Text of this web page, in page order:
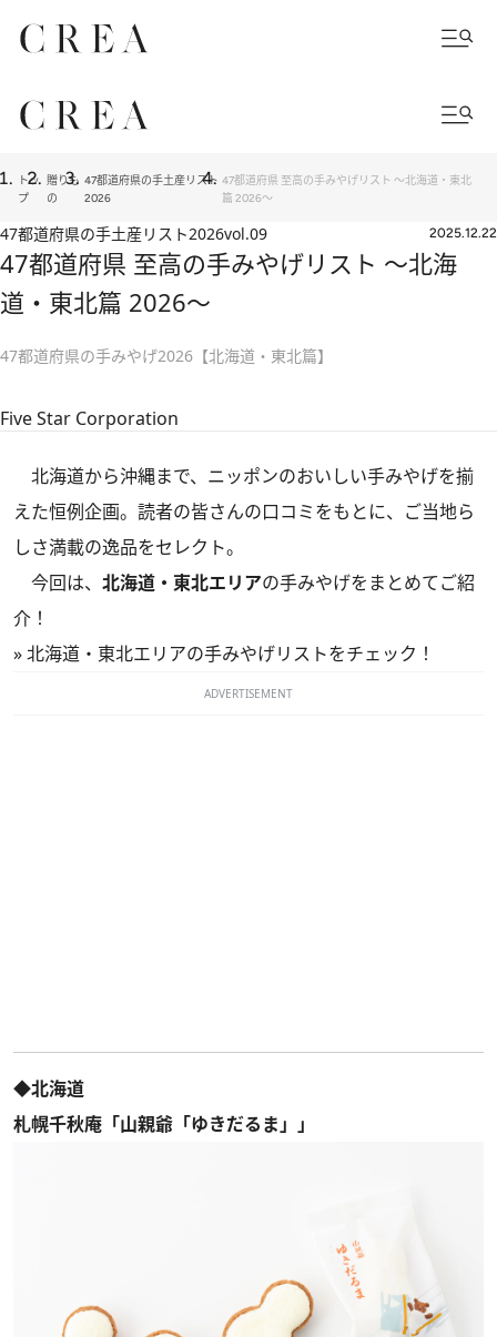
トッ
プ
贈りも
の
47都道府県の手土産リスト
2026
47都道府県 至高の手みやげリスト ～北海道・東北
篇 2026～
47都道府県の手土産リスト2026vol.09 2025.12.22
47都道府県 至高の手みやげリスト ～北海
道・東北篇 2026～
47都道府県の手みやげ2026【北海道・東北篇】
Five Star Corporation
北海道から沖縄まで、ニッポンのおいしい手みやげを揃
えた恒例企画。読者の皆さんの口コミをもとに、ご当地ら
しさ満載の逸品をセレクト。
今回は、 北海道・東北エリアの手みやげをまとめてご紹
介！
»北海道・東北エリアの手みやげリストをチェック！
ADVERTISEMENT
◆北海道
札幌千秋庵「山親爺「ゆきだるま」」